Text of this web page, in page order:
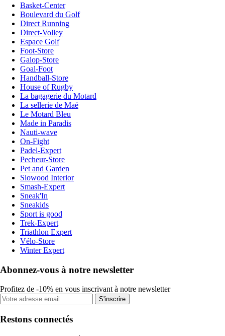
Basket-Center
Boulevard du Golf
Direct Running
Direct-Volley
Espace Golf
Foot-Store
Galop-Store
Goal-Foot
Handball-Store
House of Rugby
La bagagerie du Motard
La sellerie de Maé
Le Motard Bleu
Made in Paradis
Nauti-wave
On-Fight
Padel-Expert
Pecheur-Store
Pet and Garden
Slowood Interior
Smash-Expert
Sneak'In
Sneakids
Sport is good
Trek-Expert
Triathlon Expert
Vélo-Store
Winter Expert
Abonnez-vous à notre newsletter
Profitez de -10% en vous inscrivant à notre newsletter
S'inscrire
Restons connectés